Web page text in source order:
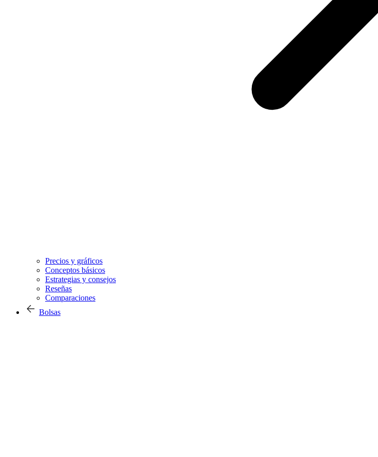
Precios y gráficos
Conceptos básicos
Estrategias y consejos
Reseñas
Comparaciones
Bolsas